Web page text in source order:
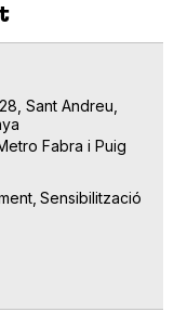
Sant Andreu,
Fabra i Puig
Sensibilització